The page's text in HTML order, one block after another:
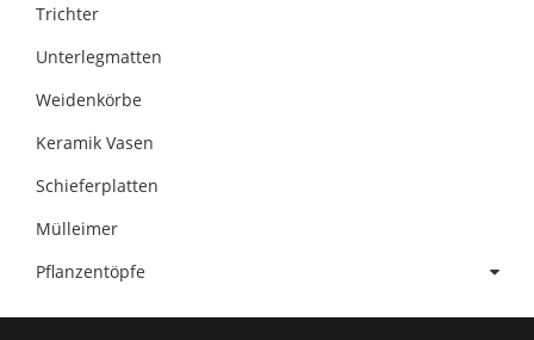
Trichter
Unterlegmatten
Weidenkörbe
Keramik Vasen
Schieferplatten
Mülleimer
Pflanzentöpfe